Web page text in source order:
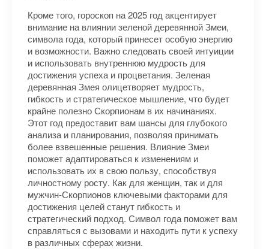
Кроме того, гороскоп на 2025 год акцентирует
внимание на влиянии зеленой деревянной Змеи,
символа года, который принесет особую энергию
и возможности. Важно следовать своей интуиции
и использовать внутреннюю мудрость для
достижения успеха и процветания. Зеленая
деревянная Змея олицетворяет мудрость,
гибкость и стратегическое мышление, что будет
крайне полезно Скорпионам в их начинаниях.
Этот год предоставит вам шансы для глубокого
анализа и планирования, позволяя принимать
более взвешенные решения. Влияние Змеи
поможет адаптироваться к изменениям и
использовать их в свою пользу, способствуя
личностному росту. Как для женщин, так и для
мужчин-Скорпионов ключевыми факторами для
достижения целей станут гибкость и
стратегический подход. Символ года поможет вам
справляться с вызовами и находить пути к успеху
в различных сферах жизни.